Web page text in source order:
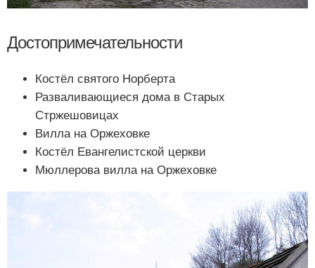
Достопримечательности
Костёл святого Норберта
Разваливающиеся дома в Старых
Стржешовицах
Вилла на Оржеховке
Костёл Евангелистской церкви
Мюллерова вилла на Оржеховке